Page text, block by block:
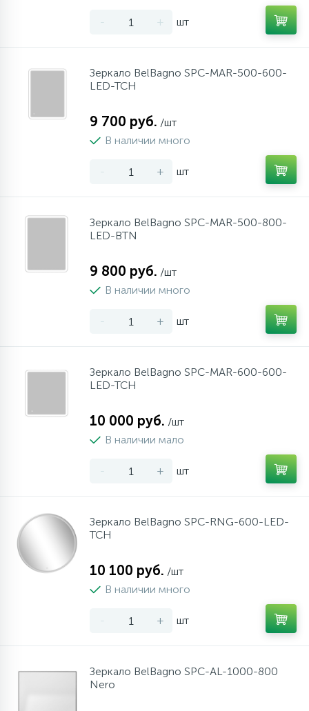
Душевые кабины
Гигиенические души
Душевые гарнитуры
10
Душевые системы
Стаканы для ванной
- + шт
Зеркало BelBagno SPC-MAR-500-600-
LED-TCH
9 700 руб. /шт
В наличии много
- + шт
Зеркало BelBagno SPC-MAR-500-800-
LED-BTN
9 800 руб. /шт
В наличии много
- + шт
Зеркало BelBagno SPC-MAR-600-600-
LED-TCH
10 000 руб. /шт
В наличии мало
- + шт
Зеркало BelBagno SPC-RNG-600-LED-
TCH
10 100 руб. /шт
В наличии много
- + шт
Зеркало BelBagno SPC-AL-1000-800
Nero